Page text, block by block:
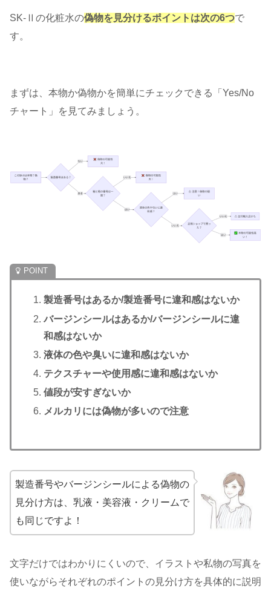
SK-Ⅱの化粧水の偽物を見分けるポイントは次の6つで
す。
まずは、本物か偽物かを簡単にチェックできる「Yes/No
チャート」を見てみましょう。
製造番号はあるか/製造番号に違和感はないか
バージンシールはあるか/バージンシールに違
和感はないか
液体の色や臭いに違和感はないか
テクスチャーや使用感に違和感はないか
値段が安すぎないか
メルカリには偽物が多いので注意
製造番号やバージンシールによる偽物の
見分け方は、乳液・美容液・クリームで
も同じですよ！
文字だけではわかりにくいので、イラストや私物の写真を
使いながらそれぞれのポイントの見分け方を具体的に説明